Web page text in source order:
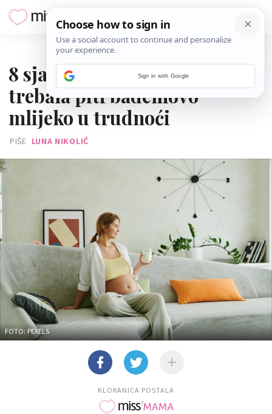
8 sjajnih stvari zbog kojih bi
trebala piti bademovo
mlijeko u trudnoći
PIŠE LUNA NIKOLIĆ
FOTO: PEXELS
KLOKANICA POSTALA
Sign in with Google